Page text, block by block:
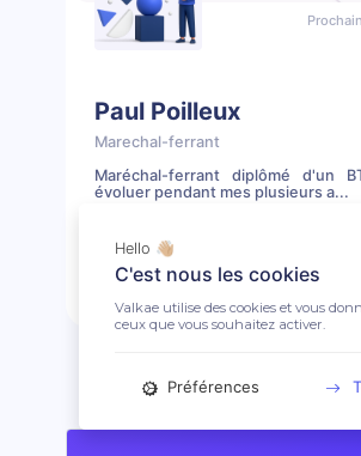
Paul Poilleux
Marechal-ferrant
Maréchal-ferrant diplômé d'un
évoluer pendant mes plusieurs a...
Prendre rendez-vous
Hello 👋🏼
C'est nous les cookies
Valkae utilise des cookies et vous
ceux que vous souhaitez activer.
Préférences